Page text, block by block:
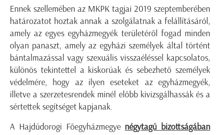
Ennek szellemében az MKPK tagjai 2019 szeptemberében
határozatot hoztak annak a szolgálatnak a felállításáról,
amely az egyes egyházmegyék területéről fogad minden
olyan panaszt, amely az egyházi személyek által történt
bántalmazással vagy szexuális visszaéléssel kapcsolatos,
különös tekintettel a kiskorúak és sebezhető személyek
védelmére, hogy az ilyen eseteket az egyházmegyék,
illetve a szerzetesrendek minél előbb kivizsgálhassák és a
sértettek segítséget kapjanak.
A Hajdúdorogi Főegyházmegye négytagú bizottságában